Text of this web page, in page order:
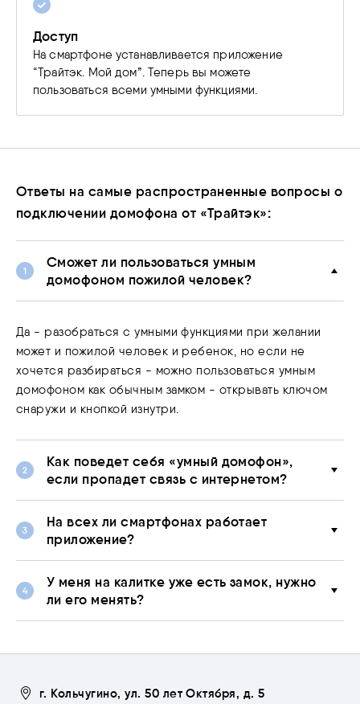
Доступ
На смартфоне устанавливается приложение
“Трайтэк. Мой дом”. Теперь вы можете
пользоваться всеми умными функциями.
Ответы на самые распространенные вопросы о
подключении домофона от «Трайтэк»:
Сможет ли пользоваться умным
домофоном пожилой человек?
Да - разобраться с умными функциями при желании
может и пожилой человек и ребенок, но если не
хочется разбираться - можно пользоваться умным
домофоном как обычным замком - открывать ключом
снаружи и кнопкой изнутри.
Как поведет себя «умный домофон»,
если пропадет связь с интернетом?
На всех ли смартфонах работает
приложение?
У меня на калитке уже есть замок, нужно
ли его менять?
г. Кольчугино, ул. 50 лет Октября, д. 5